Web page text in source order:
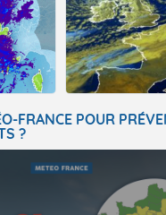
FRANCE POUR
?